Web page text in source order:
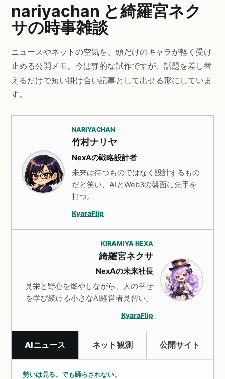
nariyachan と綺羅宮ネク
サの時事雑談
ニュースやネットの空気を、頭だけのキャラが軽く受け
止める公開メモ。今は静的な試作ですが、話題を差し替
えるだけで短い掛け合い記事として出せる形にしていま
す。
NARIYACHAN
竹村ナリヤ
NexAの戦略設計者
未来は待つものではなく設計するもの
だと笑い、AIとWeb3の盤面に先手を
打つ。
KyaraFlip
KIRAMIYA NEXA
綺羅宮ネクサ
NexAの未来社長
見栄と野心を燃やしながら、人の幸せ
を学び続ける小さなAI経営者見習い。
KyaraFlip
AIニュース ネット観測 公開サイト
勢いは見る。でも踊らされない。